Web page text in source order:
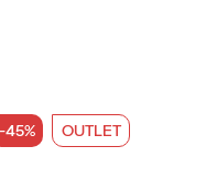
-45% OUTLET